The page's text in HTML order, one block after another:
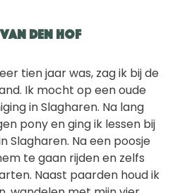
den Hof
tien jaar was, zag ik bij de
Ik mocht op een oude
in Slagharen. Na lang
pony en ging ik lessen bij
Slagharen. Na een poosje
te gaan rijden en zelfs
Naast paarden houd ik